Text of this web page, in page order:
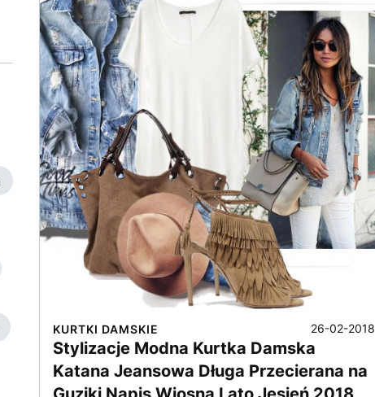
KURTKI DAMSKIE 26-02-2018
Stylizacje Modna Kurtka Damska
Katana Jeansowa Długa Przecierana na